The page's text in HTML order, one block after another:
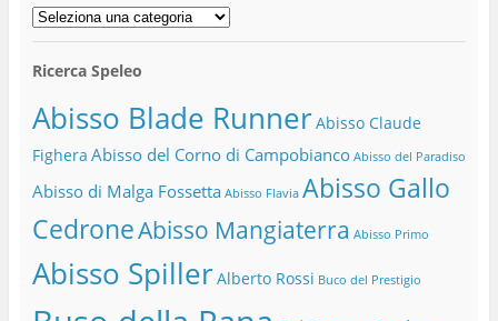
Categorie
Ricerca Speleo
Abisso Blade RunnerAbisso Claude
Fighera Abisso del Corno di Campobianco Abisso del Paradiso
Abisso di Malga Fossetta Abisso Flavia Abisso Gallo
CedroneAbisso Mangiaterra Abisso Primo
Abisso SpillerAlberto Rossi Buco del Prestigio